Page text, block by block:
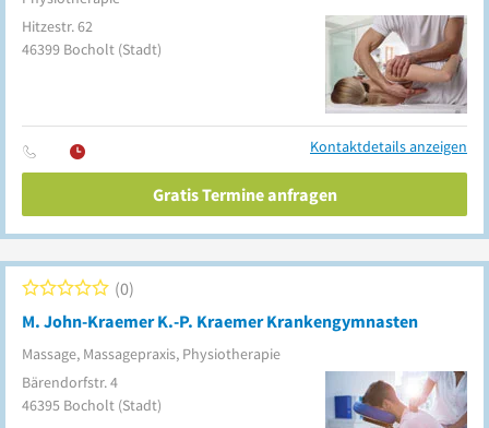
Hitzestr. 62
46399 Bocholt (Stadt)
Kontaktdetails anzeigen
Gratis Termine anfragen
M. John-Kraemer K.-P. Kraemer Krankengymnasten
Massage, Massagepraxis, Physiotherapie
0
Bärendorfstr. 4
46395 Bocholt (Stadt)